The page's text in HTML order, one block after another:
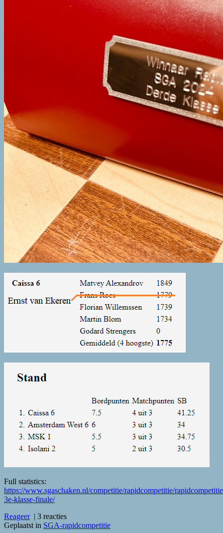
Full statistics:
https://www.sgaschaken.nl/competitie/rapidcompetitie/
3e-klasse-finale/
Reageer | 3 reacties
Geplaatst in SGA-rapidcompetitie